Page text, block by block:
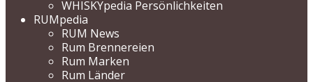
WHISKYpedia Persönlichkeiten
RUMpedia
RUM News
Rum Brennereien
Rum Marken
Rum Länder